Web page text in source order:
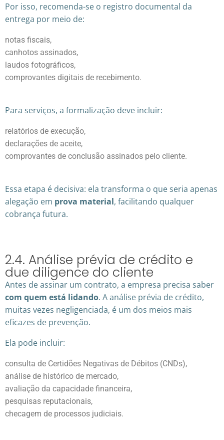
Por isso, recomenda-se o registro documental da
entrega por meio de:
notas fiscais,
canhotos assinados,
laudos fotográficos,
comprovantes digitais de recebimento.
Para serviços, a formalização deve incluir:
relatórios de execução,
declarações de aceite,
comprovantes de conclusão assinados pelo cliente.
Essa etapa é decisiva: ela transforma o que seria apenas
alegação em prova material, facilitando qualquer
cobrança futura.
2.4. Análise prévia de crédito e
due diligence do cliente
Antes de assinar um contrato, a empresa precisa saber
com quem está lidando. A análise prévia de crédito,
muitas vezes negligenciada, é um dos meios mais
eficazes de prevenção.
Ela pode incluir:
consulta de Certidões Negativas de Débitos (CNDs),
análise de histórico de mercado,
avaliação da capacidade financeira,
pesquisas reputacionais,
checagem de processos judiciais.